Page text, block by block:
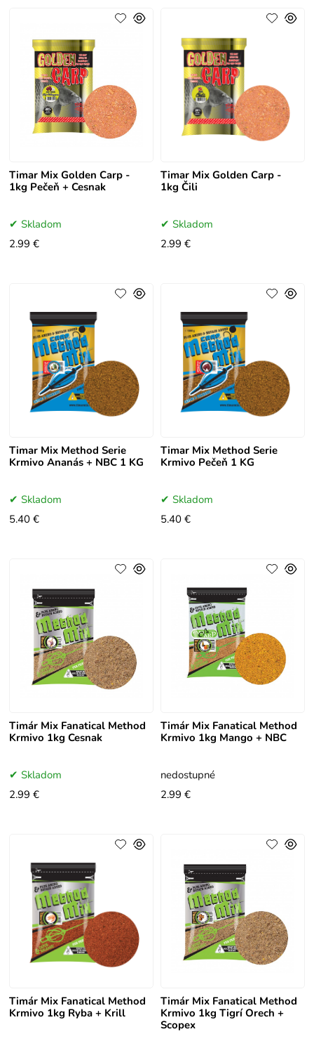
Timar Mix Golden Carp -
1kg Pečeň + Cesnak
Skladom
2.99 €
Timar Mix Golden Carp -
1kg Čili
Skladom
2.99 €
Timar Mix Method Serie
Krmivo Ananás + NBC 1 KG
Skladom
5.40 €
Timar Mix Method Serie
Krmivo Pečeň 1 KG
Skladom
5.40 €
Timár Mix Fanatical Method
Krmivo 1kg Cesnak
Skladom
2.99 €
Timár Mix Fanatical Method
Krmivo 1kg Mango + NBC
nedostupné
2.99 €
Timár Mix Fanatical Method
Krmivo 1kg Ryba + Krill
Timár Mix Fanatical Method
Krmivo 1kg Tigrí Orech +
Scopex